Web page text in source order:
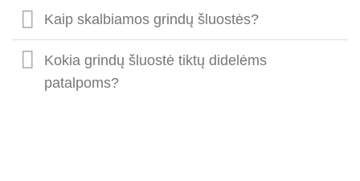
Kaip skalbiamos grindų šluostės?
Kokia grindų šluostė tiktų didelėms
patalpoms?